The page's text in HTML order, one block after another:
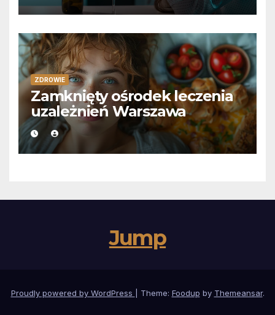
ZDROWIE
Zamknięty ośrodek leczenia
uzależnień Warszawa
Jump
Proudly powered by WordPress Theme: Foodup by Themeansar.